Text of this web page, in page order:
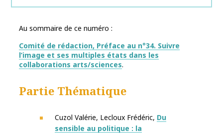
Au sommaire de ce numéro :
Comité de rédaction, Préface au n°34. Suivre
l’image et ses multiples états dans les
collaborations arts/sciences.
Partie Thématique
Cuzol Valérie, Lecloux Frédéric, Du
sensible au politique : la